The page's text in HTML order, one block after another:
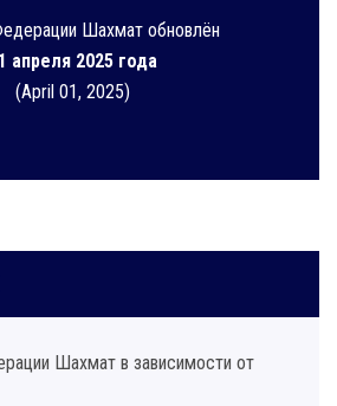
Шахмат обновлён
апреля 2025 года
(April 01, 2025)
Шахмат в зависимости от